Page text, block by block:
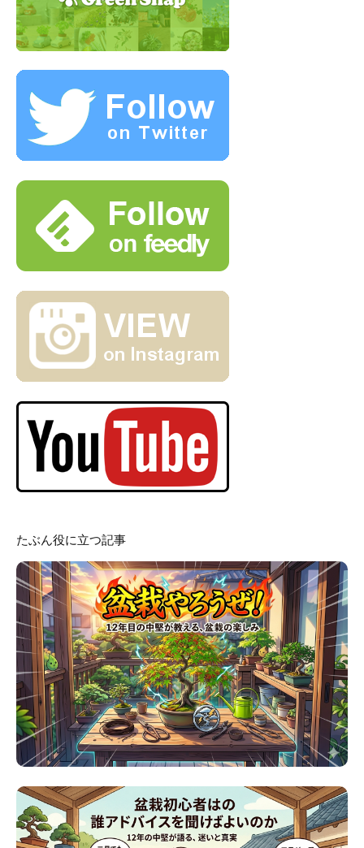
たぶん役に立つ記事